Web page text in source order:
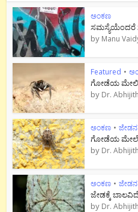
ಅಂಕಣ
ಸಮಸ್ಯೆಯೆಂದರೆ
by Manu
Featured •
ಗೋಡೆಯ
by Dr.
ಅಂಕಣ • ಜೇಡನ
ಗೋಡೆಯ
by Dr.
ಅಂಕಣ • ಜೇಡನ
ಜೇಡಕ್ಕೆ
by Dr.